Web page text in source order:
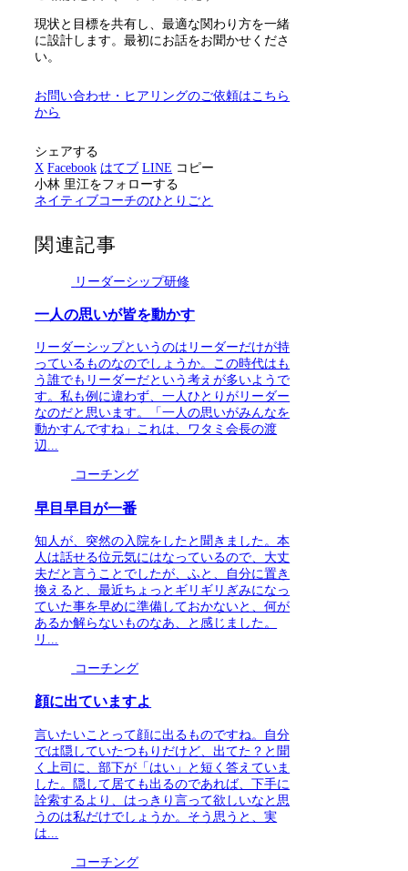
現状と目標を共有し、最適な関わり方を一緒
に設計します。最初にお話をお聞かせくださ
い。
お問い合わせ・ヒアリングのご依頼はこちら
から
シェアする
X Facebook はてブ LINE コピー
小林 里江をフォローする
ネイティブコーチのひとりごと
関連記事
リーダーシップ研修
一人の思いが皆を動かす
リーダーシップというのはリーダーだけが持
っているものなのでしょうか。この時代はも
う誰でもリーダーだという考えが多いようで
す。私も例に違わず、一人ひとりがリーダー
なのだと思います。「一人の思いがみんなを
動かすんですね」これは、ワタミ会長の渡
辺...
コーチング
早目早目が一番
知人が、突然の入院をしたと聞きました。本
人は話せる位元気にはなっているので、大丈
夫だと言うことでしたが、ふと、自分に置き
換えると、最近ちょっとギリギリぎみになっ
ていた事を早めに準備しておかないと、何が
あるか解らないものなあ、と感じました。
リ...
コーチング
顔に出ていますよ
言いたいことって顔に出るものですね。自分
では隠していたつもりだけど、出てた？と聞
く上司に、部下が「はい」と短く答えていま
した。隠して居ても出るのであれば、下手に
詮索するより、はっきり言って欲しいなと思
うのは私だけでしょうか。そう思うと、実
は...
コーチング